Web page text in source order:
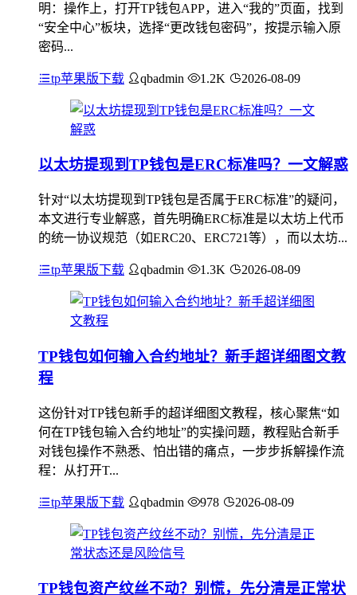
明：操作上，打开TP钱包APP，进入“我的”页面，找到
“安全中心”板块，选择“更改钱包密码”，按提示输入原
密码...
tp苹果版下载 qbadmin 1.2K 2026-08-09
以太坊提现到TP钱包是ERC标准吗？一文解惑
针对“以太坊提现到TP钱包是否属于ERC标准”的疑问，
本文进行专业解惑，首先明确ERC标准是以太坊上代币
的统一协议规范（如ERC20、ERC721等），而以太坊...
tp苹果版下载 qbadmin 1.3K 2026-08-09
TP钱包如何输入合约地址？新手超详细图文教
程
这份针对TP钱包新手的超详细图文教程，核心聚焦“如
何在TP钱包输入合约地址”的实操问题，教程贴合新手
对钱包操作不熟悉、怕出错的痛点，一步步拆解操作流
程：从打开T...
tp苹果版下载 qbadmin 978 2026-08-09
TP钱包资产纹丝不动？别慌，先分清是正常状